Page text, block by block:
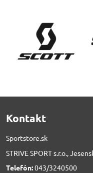
Kontakt
Sportstore.sk
STRIVE SPORT s.r.o.,
Telefón:043/3240500